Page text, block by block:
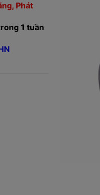
Phát
1 tuần